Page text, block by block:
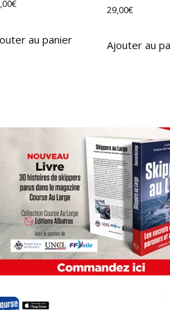
€
au panier
29,00€
Ajouter au